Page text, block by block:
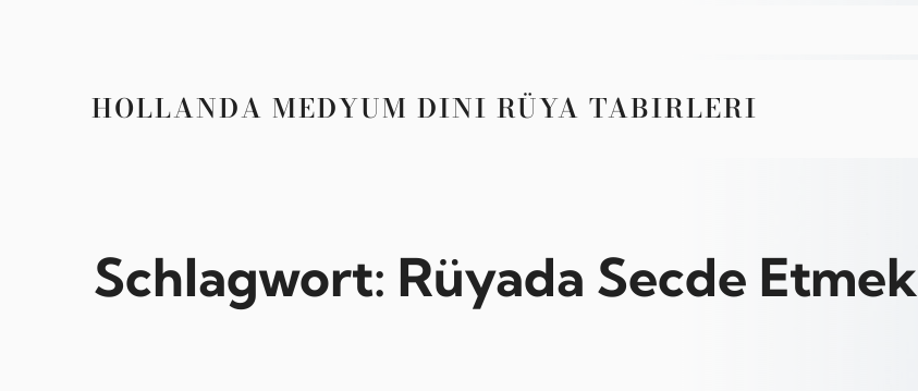
HOLLANDA MEDYUM DINI RÜYA TABIRLERI
Schlagwort: Rüyada Secde Etmek